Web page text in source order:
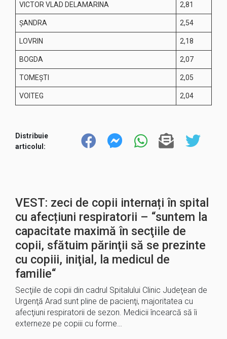
VICTOR VLAD DELAMARINA 2,81
ŞANDRA 2,54
LOVRIN 2,18
BOGDA 2,07
TOMEŞTI 2,05
VOITEG 2,04
Distribuie
articolul:
VEST: zeci de copii internați în spital
cu afecțiuni respiratorii – “suntem la
capacitate maximă în secţiile de
copii, sfătuim părinţii să se prezinte
cu copiii, iniţial, la medicul de
familie“
Secţiile de copii din cadrul Spitalului Clinic Judeţean de
Urgenţă Arad sunt pline de pacienţi, majoritatea cu
afecţiuni respiratorii de sezon. Medicii încearcă să îi
externeze pe copiii cu forme…